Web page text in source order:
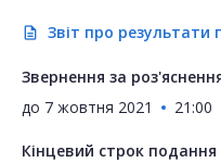
description Звіт про
Звернення за
до 7 жовтня 2021 21:00
Кінцевий строк